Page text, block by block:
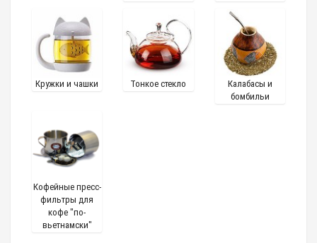
Кружки и чашки Тонкое стекло
Калабасы и
бомбильи
Кофейные пресс-
фильтры для
кофе "по-
вьетнамски"